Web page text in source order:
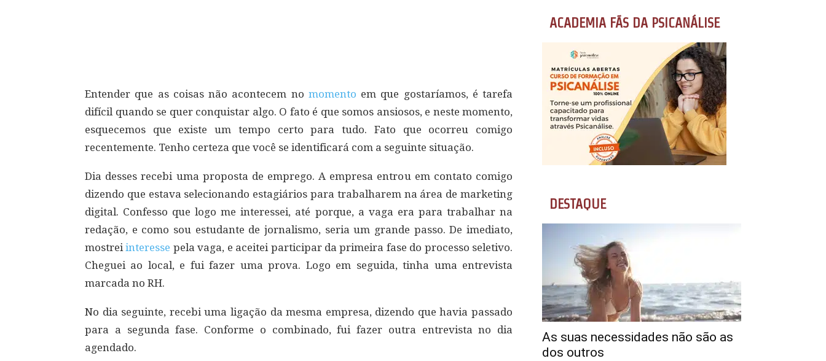
Entender que as coisas não acontecem no momento em que gostaríamos, é tarefa
difícil quando se quer conquistar algo. O fato é que somos ansiosos, e neste momento,
esquecemos que existe um tempo certo para tudo. Fato que ocorreu comigo
recentemente. Tenho certeza que você se identificará com a seguinte situação.
Dia desses recebi uma proposta de emprego. A empresa entrou em contato comigo
dizendo que estava selecionando estagiários para trabalharem na área de marketing
digital. Confesso que logo me interessei, até porque, a vaga era para trabalhar na
redação, e como sou estudante de jornalismo, seria um grande passo. De imediato,
mostreiinteresse pela vaga, e aceitei participar da primeira fase do processo seletivo.
Cheguei ao local, e fui fazer uma prova. Logo em seguida, tinha uma entrevista
marcada no RH.
No dia seguinte, recebi uma ligação da mesma empresa, dizendo que havia passado
para a segunda fase. Conforme o combinado, fui fazer outra entrevista no dia
agendado.
ACADEMIA FÃS DA PSICANÁLISE
DESTAQUE
As suas necessidades não são as
dos outros